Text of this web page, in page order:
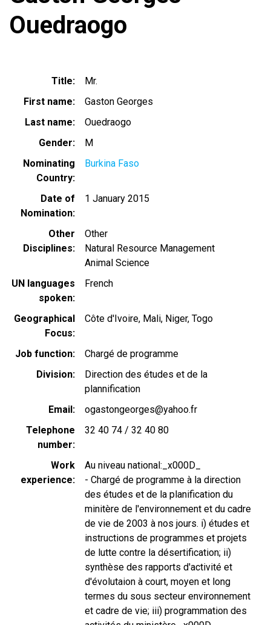
Ouedraogo
Title
Mr.
First name
Gaston Georges
Last name
Ouedraogo
Gender
M
Nominating
Country
Burkina Faso
Date of
Nomination
1 January 2015
Other
Disciplines
Other
Natural Resource Management
Animal Science
UN languages
spoken
French
Geographical
Focus
Côte d'Ivoire Mali Niger Togo
Job function
Chargé de programme
Division
Direction des études et de la
plannification
Email
ogastongeorges@yahoo.fr
Telephone
number
32 40 74 / 32 40 80
Work
experience
Au niveau national:_x000D_
- Chargé de programme à la direction
des études et de la planification du
minitère de l'environnement et du cadre
de vie de 2003 à nos jours. i) études et
instructions de programmes et projets
de lutte contre la désertification; ii)
synthèse des rapports d'activité et
d'évolutaion à court, moyen et long
termes du sous secteur environnement
et cadre de vie; iii) programmation des